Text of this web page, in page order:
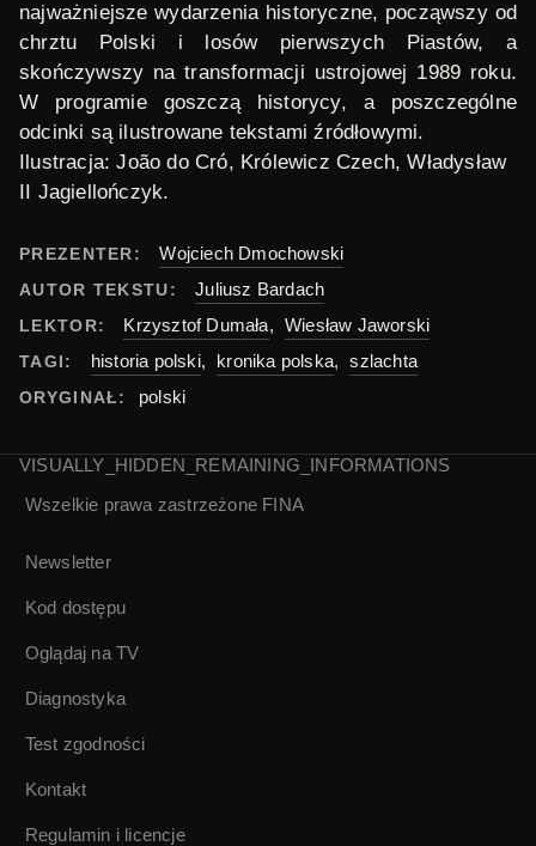
najważniejsze wydarzenia historyczne, począwszy od
chrztu Polski i losów pierwszych Piastów, a
skończywszy na transformacji ustrojowej 1989 roku.
W programie goszczą historycy, a poszczególne
odcinki są ilustrowane tekstami źródłowymi.
Ilustracja: João do Cró, Królewicz Czech, Władysław
II Jagiellończyk.
PREZENTER: Wojciech Dmochowski
AUTOR TEKSTU: Juliusz Bardach
LEKTOR: Krzysztof Dumała, Wiesław Jaworski
TAGI: historia polski, kronika polska, szlachta
ORYGINAŁ: polski
VISUALLY_HIDDEN_REMAINING_INFORMATIONS
Wszelkie prawa zastrzeżone FINA
Newsletter
Kod dostępu
Oglądaj na TV
Diagnostyka
Test zgodności
Kontakt
Regulamin i licencje